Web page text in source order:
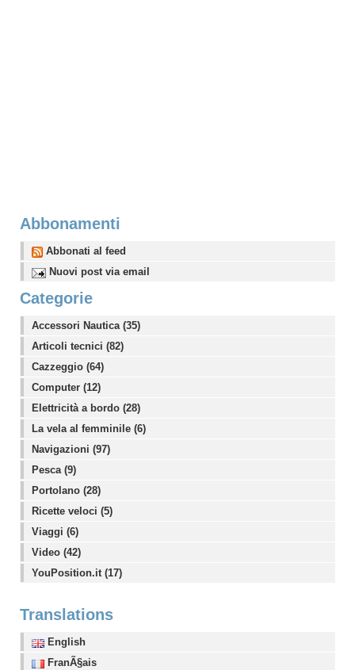
Abbonamenti
Abbonati al feed
Nuovi post via email
Categorie
Accessori Nautica (35)
Articoli tecnici (82)
Cazzeggio (64)
Computer (12)
Elettricità a bordo (28)
La vela al femminile (6)
Navigazioni (97)
Pesca (9)
Portolano (28)
Ricette veloci (5)
Viaggi (6)
Video (42)
YouPosition.it (17)
Translations
English
FranÃ§ais